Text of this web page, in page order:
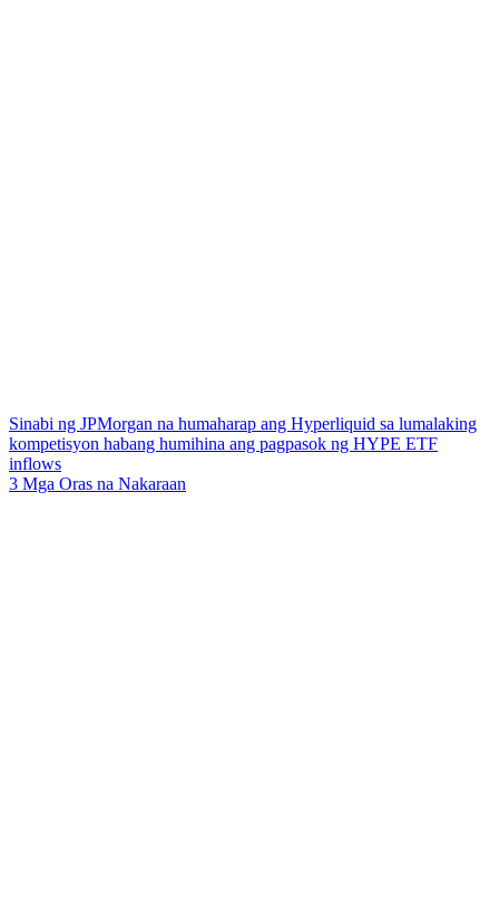
Sinabi ng JPMorgan na humaharap ang Hyperliquid sa lumalaking
kompetisyon habang humihina ang pagpasok ng HYPE ETF
inflows
3 Mga Oras na Nakaraan